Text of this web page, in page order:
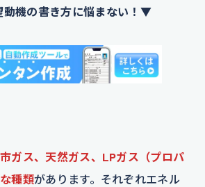
機の書き方に悩まない！▼
ガス、天然ガス、LPガス（プロパ
種類があります。それぞれエネル